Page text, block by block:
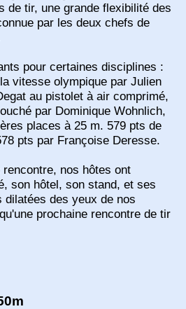
de tir, une grande flexibilité des
par les deux chefs de
pour certaines disciplines :
vitesse olympique par Julien
au pistolet à air comprimé,
par Dominique Wohnlich,
places à 25 m. 579 pts de
pts par Françoise Deresse.
nos hôtes ont
son hôtel, son stand, et ses
dilatées des yeux de nos
prochaine rencontre de tir